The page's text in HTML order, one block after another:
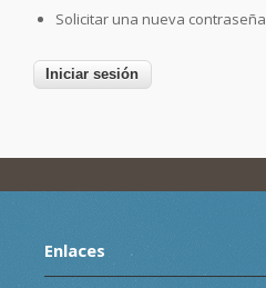
Solicitar una nueva contraseña
Enlaces